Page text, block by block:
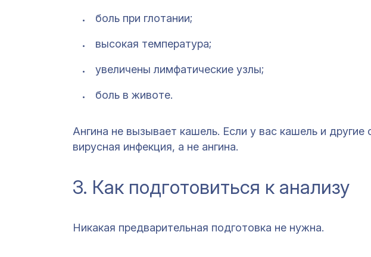
боль при глотании;
высокая температура;
увеличены лимфатические узлы;
боль в животе.
Ангина не вызывает кашель. Если у вас кашель и
вирусная инфекция, а не ангина.
3. Как подготовиться к анализу
Никакая предварительная подготовка не нужна.